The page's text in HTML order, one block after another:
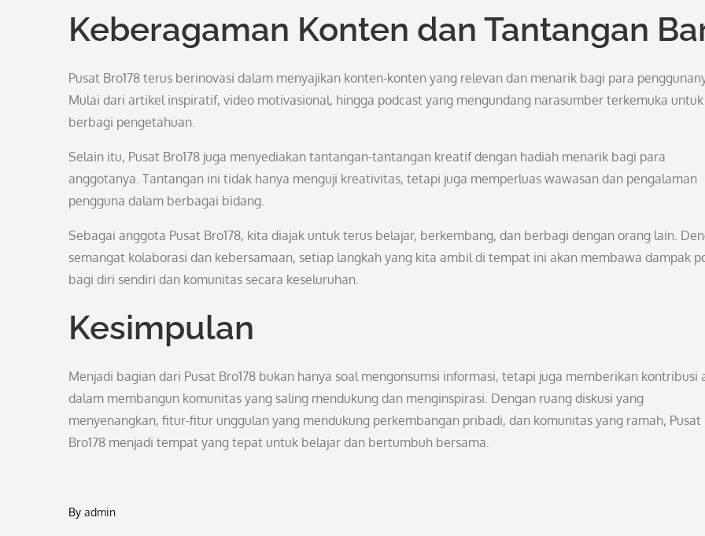
Keberagaman Konten dan Tantangan
Pusat Bro178 terus berinovasi dalam menyajikan konten-konten yang relevan dan menarik bagi para
Mulai dari artikel inspiratif, video motivasional, hingga podcast yang mengundang narasumber terkemuka untuk
berbagi pengetahuan.
Selain itu, Pusat Bro178 juga menyediakan tantangan-tantangan kreatif dengan hadiah menarik bagi para
anggotanya. Tantangan ini tidak hanya menguji kreativitas, tetapi juga memperluas wawasan dan pengalaman
pengguna dalam berbagai bidang.
Sebagai anggota Pusat Bro178, kita diajak untuk terus belajar, berkembang, dan berbagi dengan orang lain.
semangat kolaborasi dan kebersamaan, setiap langkah yang kita ambil di tempat ini akan membawa dampak
bagi diri sendiri dan komunitas secara keseluruhan.
Kesimpulan
Menjadi bagian dari Pusat Bro178 bukan hanya soal mengonsumsi informasi, tetapi juga memberikan kontribusi
dalam membangun komunitas yang saling mendukung dan menginspirasi. Dengan ruang diskusi yang
menyenangkan, fitur-fitur unggulan yang mendukung perkembangan pribadi, dan komunitas yang ramah, Pusat
Bro178 menjadi tempat yang tepat untuk belajar dan bertumbuh bersama.
By admin